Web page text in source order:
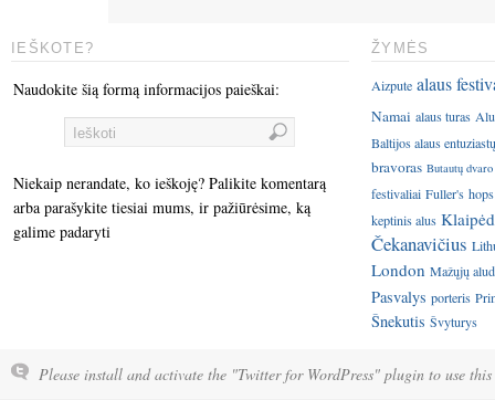
IEŠKOTE?
Naudokite šią formą informacijos paieškai:
Niekaip nerandate, ko ieškoję? Palikite komentarą
arba parašykite tiesiai mums, ir pažiūrėsime, ką
galime padaryti
ŽYMĖS
Aizpute alaus
Namai alaus turas
Baltijos alaus
bravoras Butautų dvaro
festivaliai Fuller's hops
keptinis alus
Čekanavičius
London Mažųjų
Pasvalys porteris
Šnekutis Švyturys
Please install and activate the "Twitter for WordPress" plugin to use